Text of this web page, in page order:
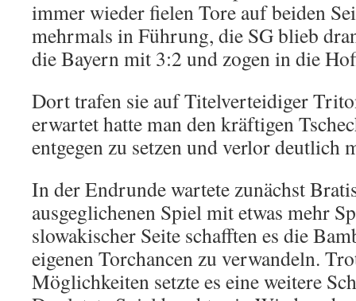
immer wieder fielen Tore auf beiden
mehrmals in Führung, die SG blieb
die Bayern mit 3:2 und zogen in die
Dort trafen sie auf Titelverteidiger
erwartet hatte man den kräftigen
entgegen zu setzen und verlor deutlich
In der Endrunde wartete zunächst
ausgeglichenen Spiel mit etwas mehr
slowakischer Seite schafften es die
eigenen Torchancen zu verwandeln.
Möglichkeiten setzte es eine weitere